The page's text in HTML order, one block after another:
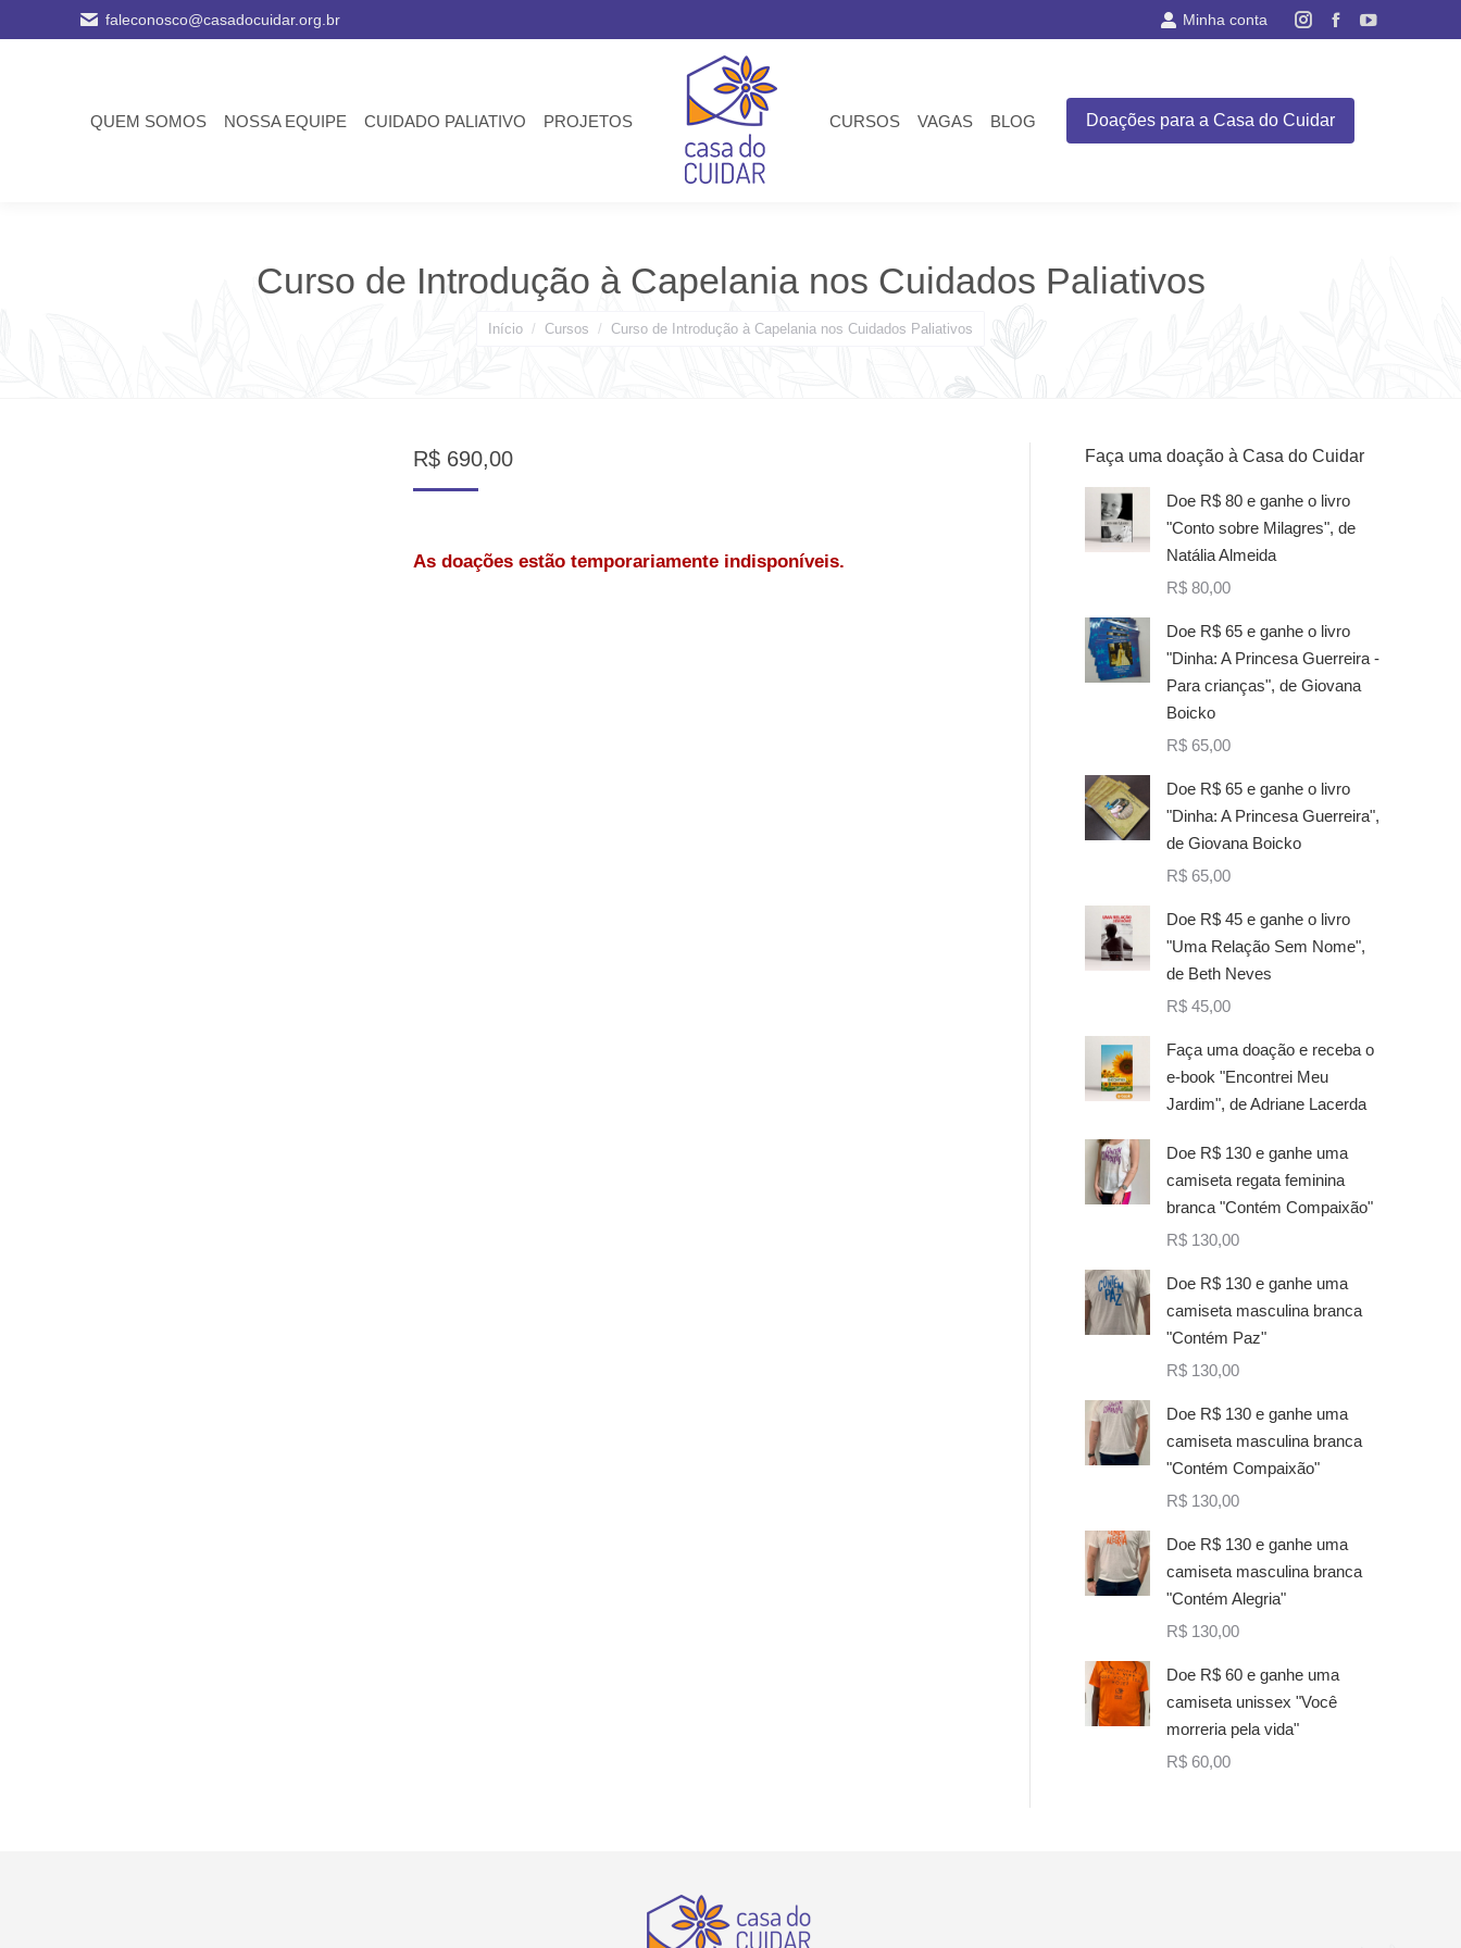
faleconosco@casadocuidar.org.br Minha conta
Instagram
in
new
Facebook
in
new
YouTube
QUEM SOMOS NOSSA EQUIPE CUIDADO PALIATIVO PROJETOS CURSOS VAGAS BLOG Doações para a Casa do Cuidar
Curso de Introdução à Capelania nos Cuidados Paliativos
Você está aqui:
Início Cursos Curso de Introdução à Capelania nos Cuidados Paliativos
R$690,00
As doações estão temporariamente indisponíveis.
Faça uma doação à Casa do Cuidar
Doe R$ 80 e ganhe o livro
"Conto sobre Milagres", de
Natália Almeida
R$ 80,00
Doe R$ 65 e ganhe o livro
"Dinha: A Princesa Guerreira -
Para crianças", de Giovana
Boicko
R$ 65,00
Doe R$ 65 e ganhe o livro
"Dinha: A Princesa Guerreira",
de Giovana Boicko
R$ 65,00
Doe R$ 45 e ganhe o livro
"Uma Relação Sem Nome",
de Beth Neves
R$ 45,00
Faça uma doação e receba o
e-book "Encontrei Meu
Jardim", de Adriane Lacerda
Doe R$ 130 e ganhe uma
camiseta regata feminina
branca "Contém Compaixão"
R$ 130,00
Doe R$ 130 e ganhe uma
camiseta masculina branca
"Contém Paz"
R$ 130,00
Doe R$ 130 e ganhe uma
camiseta masculina branca
"Contém Compaixão"
R$ 130,00
Doe R$ 130 e ganhe uma
camiseta masculina branca
"Contém Alegria"
R$ 130,00
Doe R$ 60 e ganhe uma
camiseta unissex "Você
morreria pela vida"
R$ 60,00